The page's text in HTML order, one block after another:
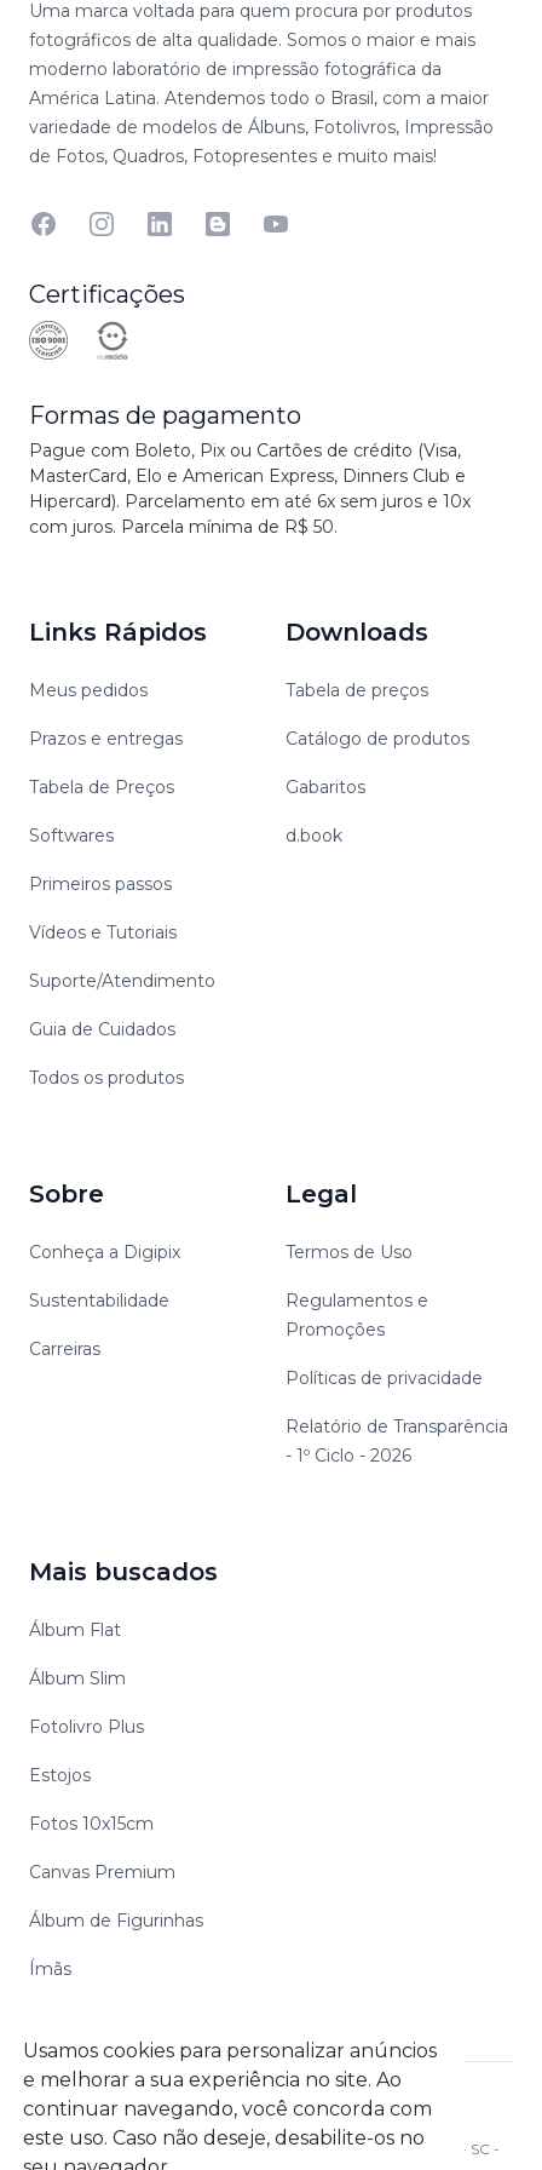
Usamos cookies para personalizar anúncios
e melhorar a sua experiência no site. Ao
continuar navegando, você concorda com
este uso. Caso não deseje, desabilite-os no
Uma marca voltada para quem procura por produtos
fotográficos de alta qualidade. Somos o maior e mais
moderno laboratório de impressão fotográfica da
América Latina. Atendemos todo o Brasil, com a maior
variedade de modelos de Álbuns, Fotolivros, Impressão
de Fotos, Quadros, Fotopresentes e muito mais!
FacebookInstagramLinkedinBlog YouTube
Certificações
Formas de pagamento
Pague com Boleto, Pix ou Cartões de crédito (Visa,
MasterCard, Elo e American Express, Dinners Club e
Hipercard). Parcelamento em até 6x sem juros e 10x
com juros. Parcela mínima de R$ 50.
Links Rápidos
Meus pedidos
Prazos e entregas
Tabela de Preços
Softwares
Primeiros passos
Vídeos e Tutoriais
Suporte/Atendimento
Guia de Cuidados
Todos os produtos
Sobre
Conheça a Digipix
Sustentabilidade
Carreiras
Downloads
Tabela de preços
Catálogo de produtos
Gabaritos
d.book
Legal
Termos de Uso
Regulamentos e
Promoções
Políticas de privacidade
Relatório de Transparência
- 1º Ciclo - 2026
Mais buscados
Álbum Flat
Álbum Slim
Fotolivro Plus
Estojos
Fotos 10x15cm
Canvas Premium
Álbum de Figurinhas
Ímãs
Digipix Gráfica Digital S.A. CNPJ: 06.972.254/0002-39
Rua Ottokar Doerffel, 1112 Galpão C05- Atiradores - Joinville - SC -